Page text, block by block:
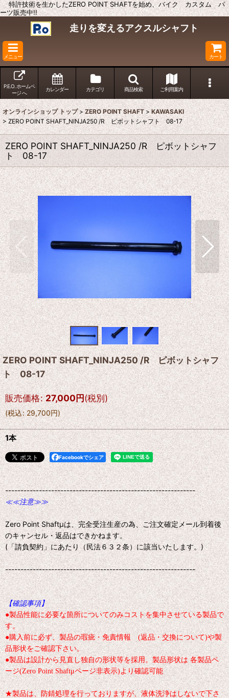
特許技術を生かしたZERO POINT SHAFTを始め、バイク カスタム パ
ーツ販売中!!
走りを変えるアクスルシャフト
メニュー カート
P.E.O. ホームペ
ージ へ
カレンダー カテゴリ 商品検索 ご利用案内
オンラインショップ トップ > ZERO POINT SHAFT > KAWASAKI
> ZERO POINT SHAFT_NINJA250 /R ピボットシャフト 08-17
ZERO POINT SHAFT_NINJA250 /R ピボットシャフ
ト 08-17
ZERO POINT SHAFT_NINJA250 /R ピボットシャフ
ト 08-17
販売価格: 27,000円(税別)
(税込: 29,700円)
1本
Facebookでシェア
--------------------------------------------------------------
≪≪注意≫≫
Zero Point Shaftμは、完全受注生産の為、ご注文確定メール到着後
のキャンセル・返品はできかねます。
(「請負契約」にあたり（民法６３２条）に該当いたします。)
--------------------------------------------------------------
【確認事項】
●製品性能に必要な箇所についてのみコストを集中させている製品で
す。
●購入前に必ず、製品の瑕疵・免責情報 (返品・交換について)や製
品形状をご確認下さい。
●製品は設計から見直し独自の形状等を採用。製品形状は 各製品ペ
ージ(Zero Point Shaftμページ非表示)より確認可能
★製品は、防錆処理を行っておりますが、液体洗浄はしないで下さ